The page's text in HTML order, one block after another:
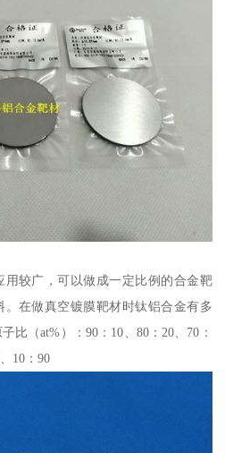
较广，可以做成一定比例的合金靶
在做真空镀膜靶材时钛铝合金有多
比（at%）：90：10、80：20、70：
10：90